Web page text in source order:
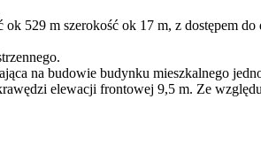
529 m szerokość ok 17 m, z dostępem
na budowie budynku mieszkalnego
elewacji frontowej 9,5 m. Ze